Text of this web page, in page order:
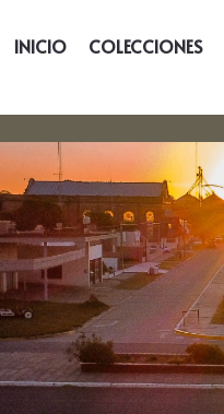
INICIO COLECCIONES